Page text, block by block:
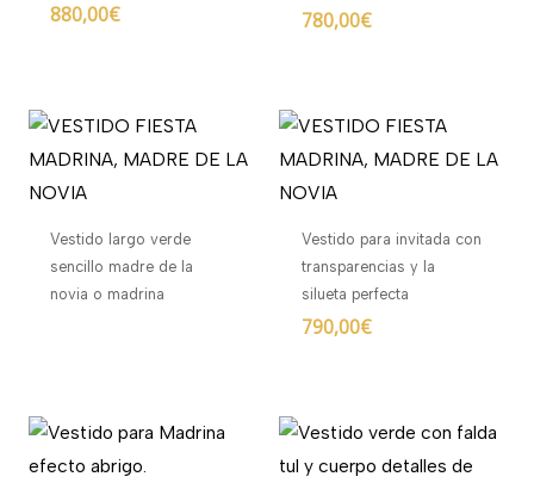
880,00€ 780,00€
Vestido largo verde
sencillo madre de la
novia o madrina
Vestido para invitada con
transparencias y la
silueta perfecta
790,00€